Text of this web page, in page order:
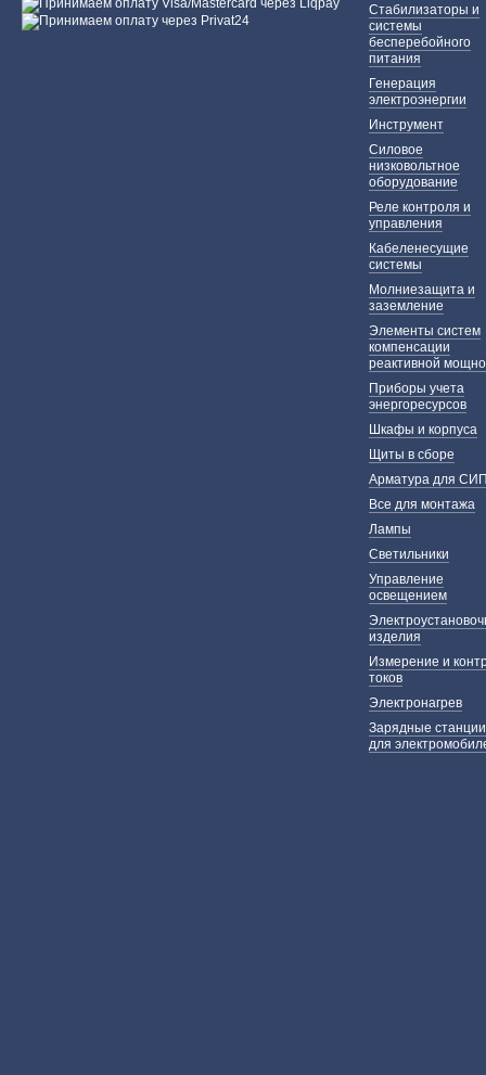
Стабилизаторы и
системы
бесперебойного
питания
Генерация
электроэнергии
Инструмент
Силовое
низковольтное
оборудование
Реле контроля и
управления
Кабеленесущие
системы
Молниезащита и
заземление
Элементы систем
компенсации
реактивной
Приборы учета
энергоресурсов
Шкафы и корпуса
Щиты в сборе
Арматура для
Все для монтажа
Лампы
Светильники
Управление
освещением
изделия
Измерение и
токов
Электронагрев
Зарядные станции
для